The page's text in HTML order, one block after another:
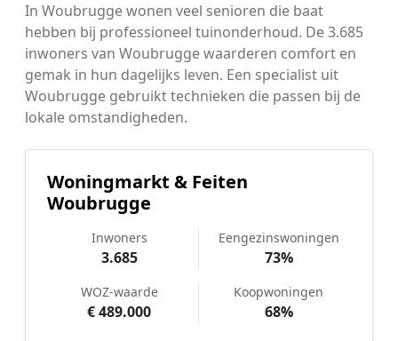
In Woubrugge wonen veel senioren die baat
hebben bij professioneel tuinonderhoud. De 3.685
inwoners van Woubrugge waarderen comfort en
gemak in hun dagelijks leven. Een specialist uit
Woubrugge gebruikt technieken die passen bij de
lokale omstandigheden.
Woningmarkt & Feiten
Woubrugge
Inwoners
3.685
Eengezinswoningen
73%
WOZ-waarde
€ 489.000
Koopwoningen
68%